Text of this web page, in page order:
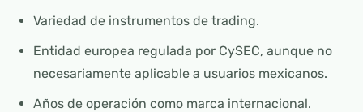
Variedad de instrumentos de trading.
Entidad europea regulada por CySEC, aunque no
necesariamente aplicable a usuarios mexicanos.
Años de operación como marca internacional.